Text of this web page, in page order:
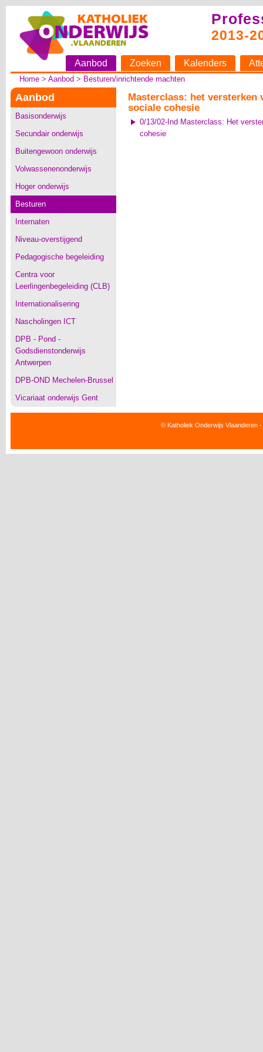
2013-
Aanbod Zoeken Kalenders
Home> Aanbod > Besturen/inrichtende machten
Aanbod
Basisonderwijs
Secundair onderwijs
Buitengewoon onderwijs
Volwassenenonderwijs
Hoger onderwijs
Besturen
Internaten
Niveau-overstijgend
Pedagogische begeleiding
Centra voor
Leerlingenbegeleiding (CLB)
Internationalisering
Nascholingen ICT
DPB - Pond -
Godsdienstonderwijs
Antwerpen
DPB-OND Mechelen-Brussel
Vicariaat onderwijs Gent
Masterclass: het versterken
sociale cohesie
0/13/02-Ind Masterclass: Het
cohesie
© Katholiek Onderwijs Vlaanderen